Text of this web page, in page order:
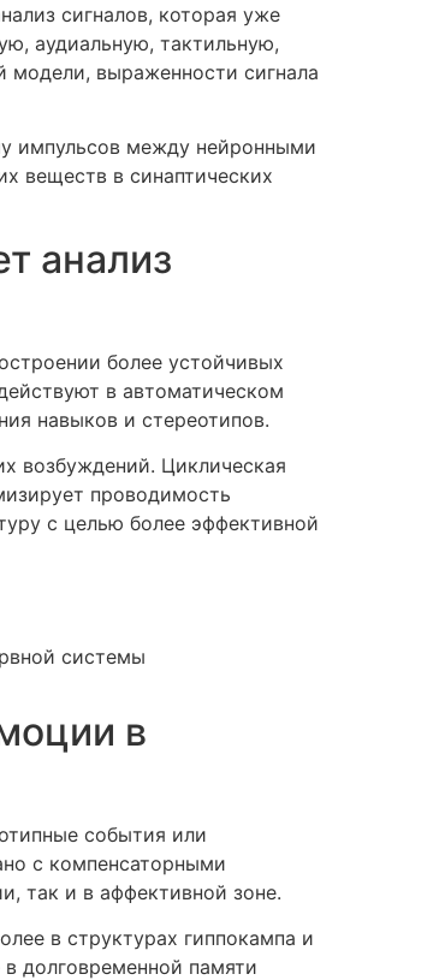
сигналов, которая уже
аудиальную, тактильную,
модели, выраженности сигнала
импульсов между нейронными
веществ в синаптических
анализ
более устойчивых
в автоматическом
навыков и стереотипов.
возбуждений. Циклическая
проводимость
с целью более эффективной
системы
в
события или
с компенсаторными
так и в аффективной зоне.
в структурах гиппокампа и
долговременной памяти